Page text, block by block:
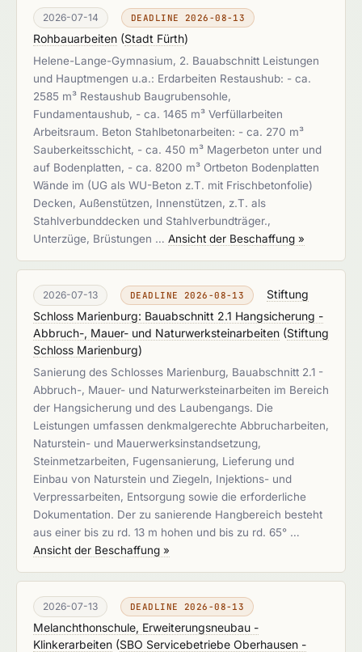
2026-07-14 DEADLINE 2026-08-13
Rohbauarbeiten (Stadt Fürth)
Helene-Lange-Gymnasium, 2. Bauabschnitt Leistungen
und Hauptmengen u.a.: Erdarbeiten Restaushub: - ca.
2585 m³ Restaushub Baugrubensohle,
Fundamentaushub, - ca. 1465 m³ Verfüllarbeiten
Arbeitsraum. Beton Stahlbetonarbeiten: - ca. 270 m³
Sauberkeitsschicht, - ca. 450 m³ Magerbeton unter und
auf Bodenplatten, - ca. 8200 m³ Ortbeton Bodenplatten
Wände im (UG als WU-Beton z.T. mit Frischbetonfolie)
Decken, Außenstützen, Innenstützen, z.T. als
Stahlverbunddecken und Stahlverbundträger.,
Unterzüge, Brüstungen … Ansicht der Beschaffung »
2026-07-13 DEADLINE 2026-08-13
Stiftung
Schloss Marienburg: Bauabschnitt 2.1 Hangsicherung -
Abbruch-, Mauer- und Naturwerksteinarbeiten (Stiftung
Schloss Marienburg)
Sanierung des Schlosses Marienburg, Bauabschnitt 2.1 -
Abbruch-, Mauer- und Naturwerksteinarbeiten im Bereich
der Hangsicherung und des Laubengangs. Die
Leistungen umfassen denkmalgerechte Abbrucharbeiten,
Naturstein- und Mauerwerksinstandsetzung,
Steinmetzarbeiten, Fugensanierung, Lieferung und
Einbau von Naturstein und Ziegeln, Injektions- und
Verpressarbeiten, Entsorgung sowie die erforderliche
Dokumentation. Der zu sanierende Hangbereich besteht
aus einer bis zu rd. 13 m hohen und bis zu rd. 65° …
Ansicht der Beschaffung »
2026-07-13 DEADLINE 2026-08-13
Melanchthonschule, Erweiterungsneubau -
Klinkerarbeiten (SBO Servicebetriebe Oberhausen -